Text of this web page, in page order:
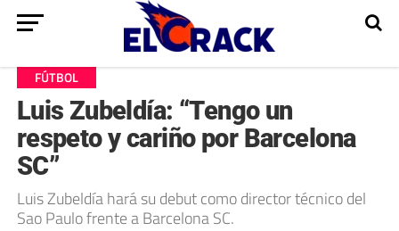
FÚTBOL
Luis Zubeldía: “Tengo un
respeto y cariño por Barcelona
SC”
Luis Zubeldía hará su debut como director técnico del
Sao Paulo frente a Barcelona SC.